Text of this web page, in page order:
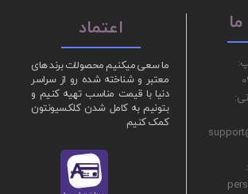
ما سعی میکنیم محصولات برند های
معتبر و شناخته شده رو از سراسر
دنیا با قیمت مناسب تهیه کنیم و
بتونیم به کامل شدن کلکسیونتون
کمک کنیم
اعتماد